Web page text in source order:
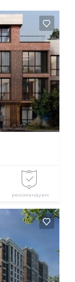
рекомендуем